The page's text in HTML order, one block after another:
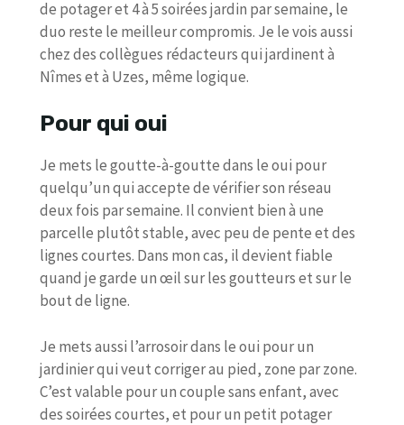
de potager et 4 à 5 soirées jardin par semaine, le
duo reste le meilleur compromis. Je le vois aussi
chez des collègues rédacteurs qui jardinent à
Nîmes et à Uzes, même logique.
Pour qui oui
Je mets le goutte-à-goutte dans le oui pour
quelqu’un qui accepte de vérifier son réseau
deux fois par semaine. Il convient bien à une
parcelle plutôt stable, avec peu de pente et des
lignes courtes. Dans mon cas, il devient fiable
quand je garde un œil sur les goutteurs et sur le
bout de ligne.
Je mets aussi l’arrosoir dans le oui pour un
jardinier qui veut corriger au pied, zone par zone.
C’est valable pour un couple sans enfant, avec
des soirées courtes, et pour un petit potager